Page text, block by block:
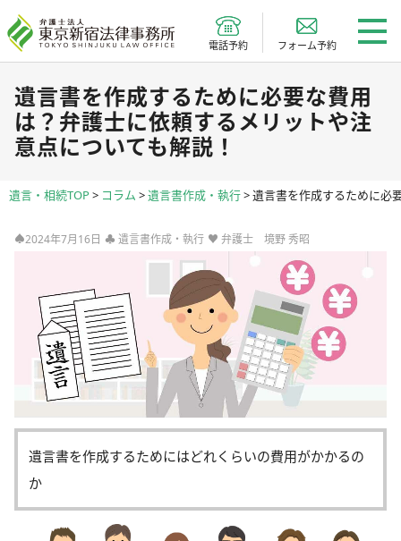
電話予約 フォーム予約
遺言書を作成するために必要な費用
は？弁護士に依頼するメリットや注
意点についても解説！
遺言・相続TOP> コラム >遺言書作成・執行>遺言書を作成するために必
♠2024年7月16日 ♣ 遺言書作成・執行 ♥ 弁護士 境野 秀昭
遺言書を作成するためにはどれくらいの費用がかかるの
か